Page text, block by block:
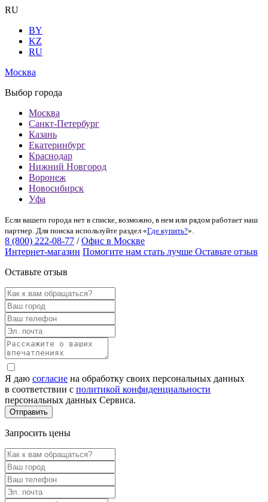
RU
BY
KZ
RU
Москва
Выбор города
Москва
Санкт-Петербург
Казань
Екатеринбург
Краснодар
Нижний Новгород
Воронеж
Новосибирск
Уфа
Если вашего города нет в списке, возможно, в нем или рядом работает наш
партнер. Для поиска используйте раздел «Где купить?».
8 (800) 222-08-77 / Офис в Москве
Интернет-магазин Помогите нам стать лучше Оставьте отзыв
Оставьте отзыв
Я даю согласие на обработку своих персональных данных
в соответствии с политикой конфиденциальности
персональных данных Сервиса.
Запросить цены